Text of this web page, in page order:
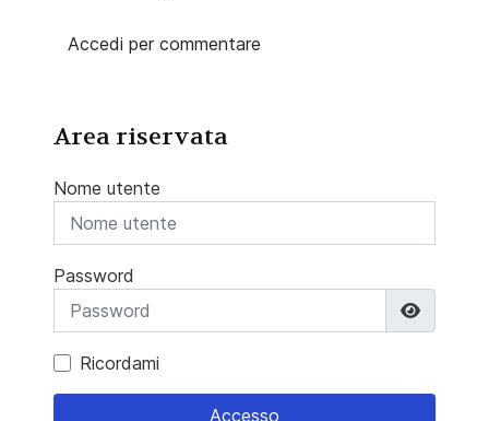
Accedi per commentare
Area riservata
Nome utente
Password
Ricordami
Accesso